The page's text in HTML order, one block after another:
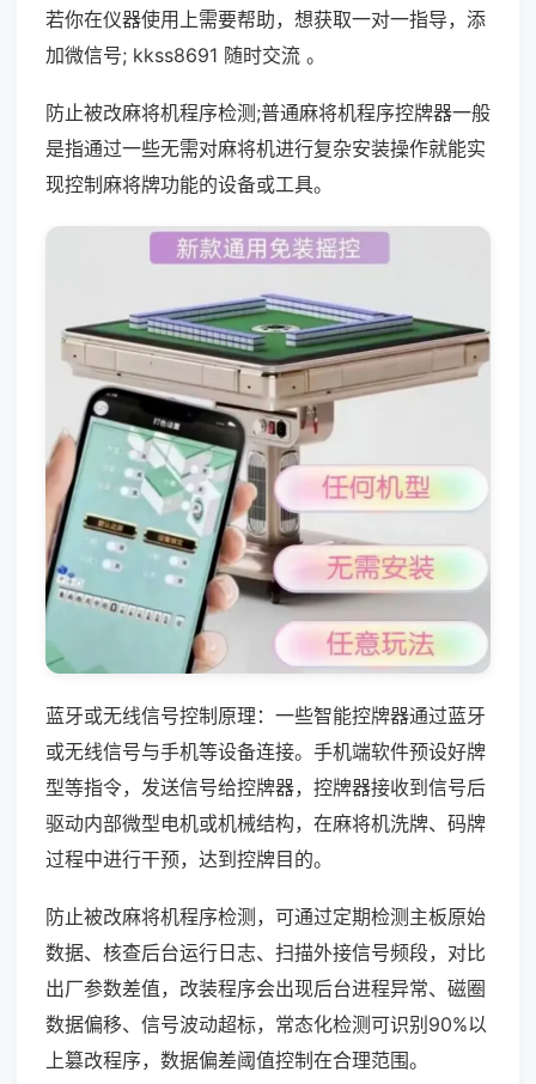
若你在仪器使用上需要帮助，想获取一对一指导，添
加微信号; kkss8691 随时交流 。
防止被改麻将机程序检测;普通麻将机程序控牌器一般
是指通过一些无需对麻将机进行复杂安装操作就能实
现控制麻将牌功能的设备或工具。
蓝牙或无线信号控制原理：一些智能控牌器通过蓝牙
或无线信号与手机等设备连接。手机端软件预设好牌
型等指令，发送信号给控牌器，控牌器接收到信号后
驱动内部微型电机或机械结构，在麻将机洗牌、码牌
过程中进行干预，达到控牌目的。
防止被改麻将机程序检测，可通过定期检测主板原始
数据、核查后台运行日志、扫描外接信号频段，对比
出厂参数差值，改装程序会出现后台进程异常、磁圈
数据偏移、信号波动超标，常态化检测可识别90%以
上篡改程序，数据偏差阈值控制在合理范围。